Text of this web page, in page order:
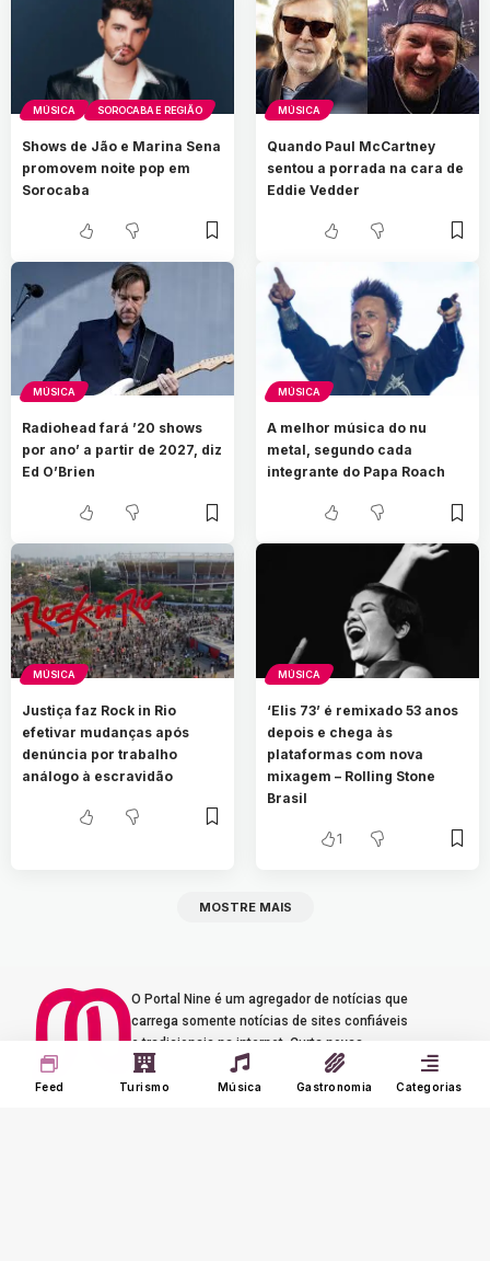
MÚSICA SOROCABA E REGIÃO
Shows de Jão e Marina Sena
promovem noite pop em
Sorocaba
MÚSICA
Quando Paul McCartney
sentou a porrada na cara de
Eddie Vedder
MÚSICA
Radiohead fará ’20 shows
por ano’ a partir de 2027, diz
Ed O’Brien
MÚSICA
A melhor música do nu
metal, segundo cada
integrante do Papa Roach
MÚSICA
Justiça faz Rock in Rio
efetivar mudanças após
denúncia por trabalho
análogo à escravidão
MÚSICA
‘Elis 73’ é remixado 53 anos
depois e chega às
plataformas com nova
mixagem – Rolling Stone
Brasil
1
MOSTRE MAIS
O Portal Nine é um agregador de notícias que
carrega somente notícias de sites confiáveis
e tradicionais na internet. Curta novas
histórias e experiências de música, turismo e
gastronomia.
Feed Turismo Música Gastronomia Categorias